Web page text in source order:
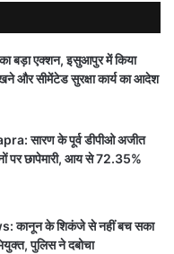
बड़ा एक्शन, इसुआपुर में किया
और सीमेंटेड सुरक्षा कार्य का आदेश
सारण के पूर्व डीपीओ अजीत
पर छापेमारी, आय से 72.35%
कानून के शिकंजे से नहीं बच सका
पुलिस ने दबोचा